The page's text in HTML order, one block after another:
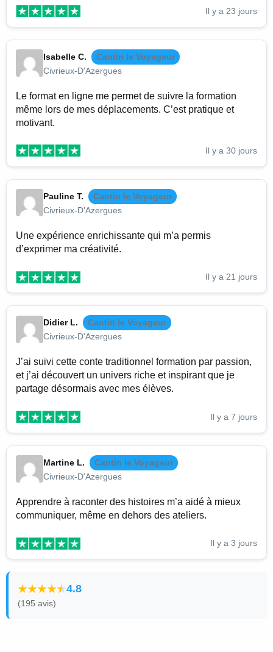
Il y a 23 jours
Isabelle C.
Cantin le Voyageur
Civrieux-D'Azergues
Le format en ligne me permet de suivre la formation
même lors de mes déplacements. C’est pratique et
motivant.
Il y a 30 jours
Pauline T.
Cantin le Voyageur
Civrieux-D'Azergues
Une expérience enrichissante qui m’a permis
d’exprimer ma créativité.
Il y a 21 jours
Didier L.
Cantin le Voyageur
Civrieux-D'Azergues
J’ai suivi cette conte traditionnel formation par passion,
et j’ai découvert un univers riche et inspirant que je
partage désormais avec mes élèves.
Il y a 7 jours
Martine L.
Cantin le Voyageur
Civrieux-D'Azergues
Apprendre à raconter des histoires m’a aidé à mieux
communiquer, même en dehors des ateliers.
Il y a 3 jours
4.8
(195 avis)